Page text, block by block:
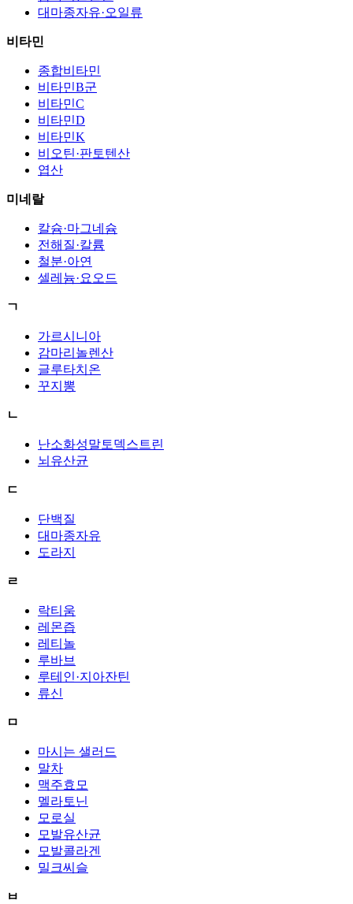
대마종자유·오일류
비타민
종합비타민
비타민B군
비타민C
비타민D
비타민K
비오틴·판토텐산
엽산
미네랄
칼슘·마그네슘
전해질·칼륨
철분·아연
셀레늄·요오드
ㄱ
가르시니아
감마리놀렌산
글루타치온
꾸지뽕
ㄴ
난소화성말토덱스트린
뇌유산균
ㄷ
단백질
대마종자유
도라지
ㄹ
락티움
레몬즙
레티놀
루바브
루테인·지아잔틴
류신
ㅁ
마시는 샐러드
말차
맥주효모
멜라토닌
모로실
모발유산균
모발콜라겐
밀크씨슬
ㅂ